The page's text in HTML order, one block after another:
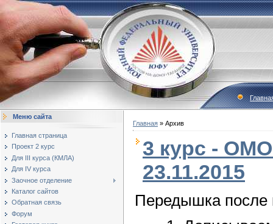
Меню сайта
Главная страница
Проект 2 курс
Для III курса (КМЛА)
Для IV курса
Заочное отделение
Каталог сайтов
Обратная связь
Форум
Главная » Архив
3 курс -
23.11.2015
Передышка после